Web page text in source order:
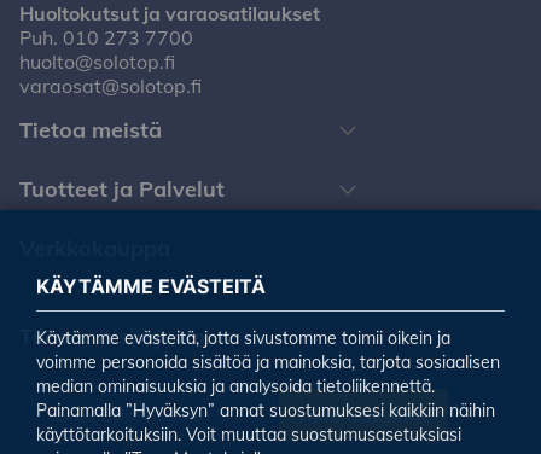
Huoltokutsut ja varaosatilaukset
Puh. 010 273 7700
huolto@solotop.fi
varaosat@solotop.fi
Tietoa meistä
Tuotteet ja Palvelut
Tilaa uutiskirjeemme
Tilaa uutiskirje
KÄYTÄMME EVÄSTEITÄ
Käytämme evästeitä, jotta sivustomme toimii oikein ja
voimme personoida sisältöä ja mainoksia, tarjota sosiaalisen
median ominaisuuksia ja analysoida tietoliikennettä.
Painamalla ”Hyväksyn” annat suostumuksesi kaikkiin näihin
käyttötarkoituksiin. Voit muuttaa suostumusasetuksiasi